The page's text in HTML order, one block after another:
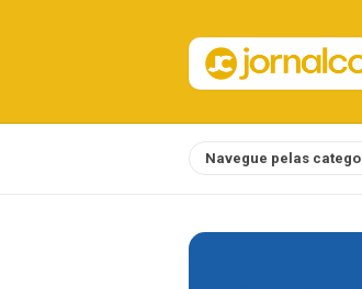
Navegue pelas